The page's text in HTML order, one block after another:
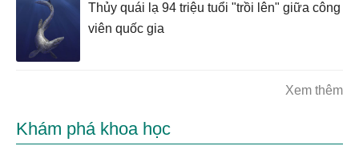
Thủy quái lạ 94 triệu tuổi "trồi lên" giữa công
viên quốc gia
Xem thêm
Khám phá khoa học